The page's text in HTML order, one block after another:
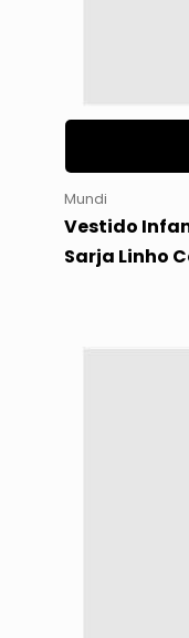
Mundi
Vestido
Sarja Linho